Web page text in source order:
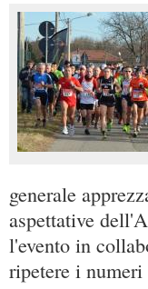
generale
aspettative
l'evento in
ripetere i